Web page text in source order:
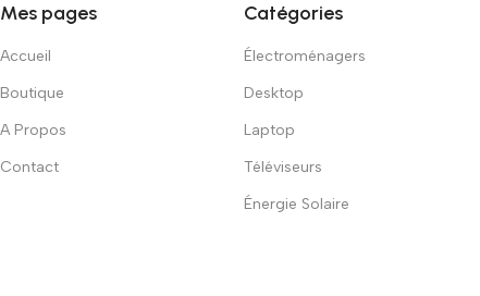
Mes pages
Accueil
Boutique
A Propos
Contact
Catégories
Électroménagers
Desktop
Laptop
Téléviseurs
Énergie Solaire